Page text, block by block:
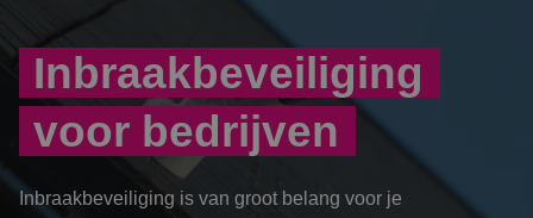
Inbraakbeveiliging
voor bedrijven
Inbraakbeveiliging is van groot belang voor je